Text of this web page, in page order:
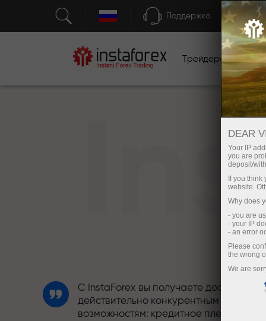
Поддержка
Трейдерам
С InstaForex вы получаете доступ к
действительно конкурентным
возможностям: кредитное плечо до
DEAR
Your IP
you are
deposit/
If you
website.
Why does
- you are
- your IP
- an error
Please
the wrong
We are